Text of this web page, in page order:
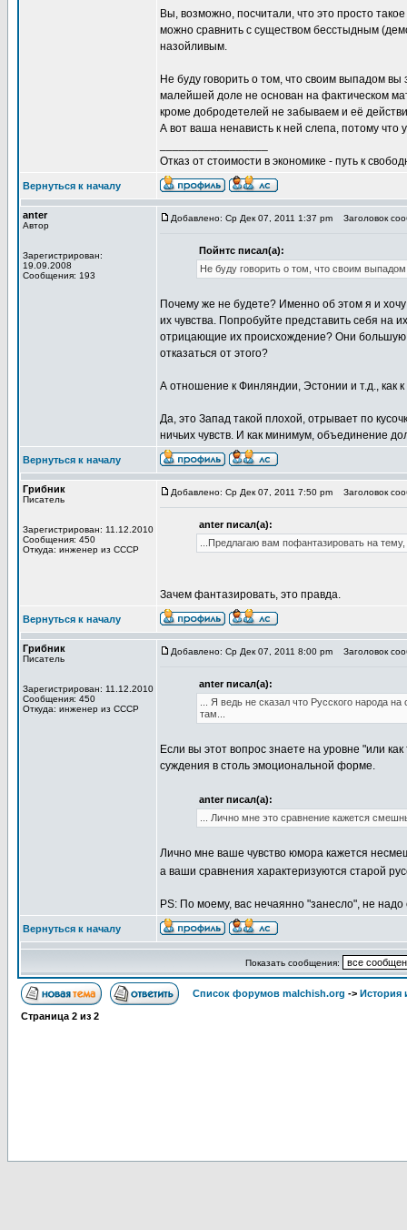
Вы, возможно, посчитали, что это просто
можно сравнить с существом бесстыдным
назойливым.
Не буду говорить о том, что своим выпадом
малейшей доле не основан на фактическом
кроме добродетелей не забываем и её
А вот ваша ненависть к ней слепа, потому
Отказ от стоимости в экономике - путь к
Вернуться к началу
anter
Автор
Зарегистрирован:
19.09.2008
Сообщения: 193
Добавлено: Ср Дек 07, 2011 1:37 pm Заголовок
Пойнтс писал(а):
Не буду говорить о том, что своим
Почему же не будете? Именно об этом я и
их чувства. Попробуйте представить себя на
отрицающие их происхождение? Они большую
отказаться от этого?
А отношение к Финляндии, Эстонии и т.д., как
Да, это Запад такой плохой, отрывает по
ничьих чувств. И как минимум, объединение
Вернуться к началу
Грибник
Писатель
Зарегистрирован: 11.12.2010
Сообщения: 450
Откуда: инженер из СССР
Добавлено: Ср Дек 07, 2011 7:50 pm Заголовок
anter писал(а):
...Предлагаю вам пофантазировать на
Зачем фантазировать, это правда.
Вернуться к началу
Грибник
Писатель
Зарегистрирован: 11.12.2010
Сообщения: 450
Откуда: инженер из СССР
Добавлено: Ср Дек 07, 2011 8:00 pm Заголовок
anter писал(а):
... Я ведь не сказал что Русского народа
там...
Если вы этот вопрос знаете на уровне "или
суждения в столь эмоциональной форме.
anter писал(а):
... Лично мне это сравнение кажется
Лично мне ваше чувство юмора кажется
а ваши сравнения характеризуются старой
PS: По моему, вас нечаянно "занесло", не
Вернуться к началу
Показать сообщения:
Список форумов malchish.org ->
Страница 2 из 2